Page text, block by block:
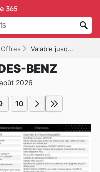
Offres Valable jusqu'à 31/08/2026
BENZ
2026
10